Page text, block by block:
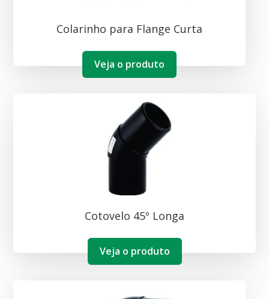
Colarinho para Flange Curta
Veja o produto
Cotovelo 45º Longa
Veja o produto